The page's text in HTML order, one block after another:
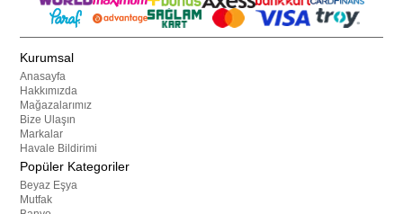
Kurumsal
Anasayfa
Hakkımızda
Mağazalarımız
Bize Ulaşın
Markalar
Havale Bildirimi
Popüler Kategoriler
Beyaz Eşya
Mutfak